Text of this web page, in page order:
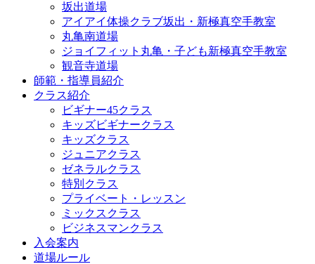
坂出道場
アイアイ体操クラブ坂出・新極真空手教室
丸亀南道場
ジョイフィット丸亀・子ども新極真空手教室
観音寺道場
師範・指導員紹介
クラス紹介
ビギナー45クラス
キッズビギナークラス
キッズクラス
ジュニアクラス
ゼネラルクラス
特別クラス
プライベート・レッスン
ミックスクラス
ビジネスマンクラス
入会案内
道場ルール